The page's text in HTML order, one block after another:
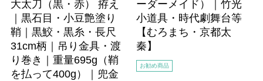
大太刀（黒・赤） 拵え
｜黒石目・小豆艶塗り
鞘｜黒鮫・黒糸・長尺
31cm柄｜吊り金具・渡
り巻き｜重量695g（鞘
を払って400g）｜兜金
ーダーメイド）｜竹光
小道具・時代劇舞台等
【むろまち・京都太
秦】
お勧め商品